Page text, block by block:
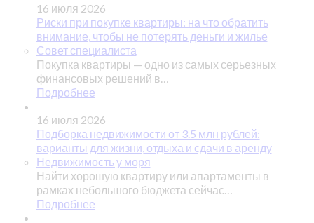
16 июля 2026
Риски при покупке квартиры: на что обратить
внимание, чтобы не потерять деньги и жилье
Совет специалиста
Покупка квартиры — одно из самых серьезных
финансовых решений в…
Подробнее
16 июля 2026
Подборка недвижимости от 3.5 млн рублей:
варианты для жизни, отдыха и сдачи в аренду
Недвижимость у моря
Найти хорошую квартиру или апартаменты в
рамках небольшого бюджета сейчас…
Подробнее